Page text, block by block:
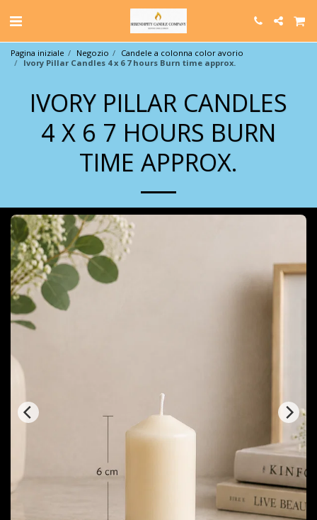
Pagina iniziale Negozio
Candele a colonna color avorio
Ivory Pillar Candles 4 x 6 7 hours Burn time approx.
IVORY PILLAR CANDLES
4 X 6 7 HOURS BURN
TIME APPROX.